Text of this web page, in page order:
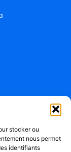
stocker ou
nous permet
identifiants